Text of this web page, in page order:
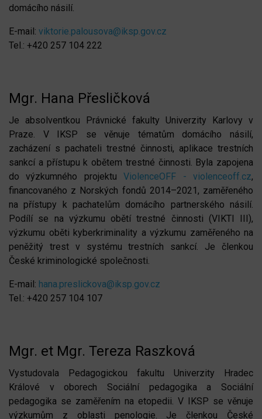
domácího násilí.
E-mail: viktorie.palousova@iksp.gov.cz
Tel.: +420 257 104 222
Mgr. Hana Přesličková
Je absolventkou Právnické fakulty Univerzity Karlovy v
Praze. V IKSP se věnuje tématům domácího násilí,
zacházení s pachateli trestné činnosti, aplikace trestních
sankcí a přístupu k obětem trestné činnosti. Byla zapojena
do výzkumného projektuViolenceOFF - violenceoff.cz,
financovaného z Norských fondů 2014–2021, zaměřeného
na přístupy k pachatelům domácího partnerského násilí.
Podílí se na výzkumu obětí trestné činnosti (VIKTI III),
výzkumu oběti kyberkriminality a výzkumu zaměřeného na
peněžitý trest v systému trestních sankcí. Je členkou
České kriminologické společnosti.
E-mail: hana.preslickova@iksp.gov.cz
Tel.: +420 257 104 107
Mgr. et Mgr. Tereza Raszková
Vystudovala Pedagogickou fakultu Univerzity Hradec
Králové v oborech Sociální pedagogika a Sociální
pedagogika se zaměřením na etopedii. V IKSP se věnuje
výzkumům z oblasti penologie. Je členkou České